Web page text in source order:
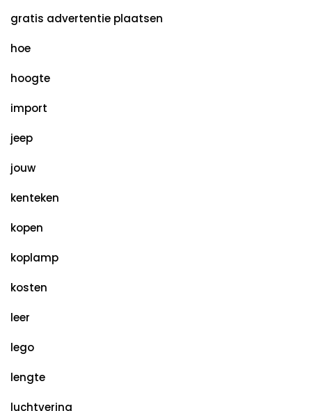
gratis advertentie plaatsen
hoe
hoogte
import
jeep
jouw
kenteken
kopen
koplamp
kosten
leer
lego
lengte
luchtvering